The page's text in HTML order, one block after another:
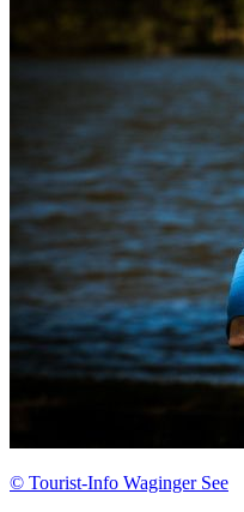
© Tourist-Info Waginger See